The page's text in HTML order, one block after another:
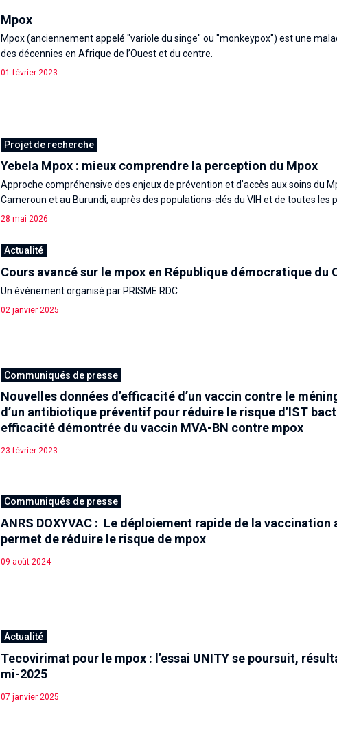
Mpox
Mpox (anciennement appelé "variole du singe" ou "monkeypox") est une
des décennies en Afrique de l’Ouest et du centre.
01 février 2023
Projet de recherche
Yebela Mpox : mieux comprendre la perception du Mpox
Approche compréhensive des enjeux de prévention et d’accès aux soins du
Cameroun et au Burundi, auprès des populations-clés du VIH et de toutes les
28 mai 2026
Actualité
Cours avancé sur le mpox en République démocratique du
Un événement organisé par PRISME RDC
02 janvier 2025
Communiqués de presse
Nouvelles données d’efficacité d’un vaccin contre le
d’un antibiotique préventif pour réduire le risque d’IST
efficacité démontrée du vaccin MVA-BN contre mpox
23 février 2023
Communiqués de presse
ANRS DOXYVAC : Le déploiement rapide de la
permet de réduire le risque de mpox
09 août 2024
Actualité
Tecovirimat pour le mpox : l’essai UNITY se poursuit,
mi-2025
07 janvier 2025